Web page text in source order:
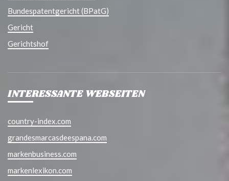
Bundespatentgericht (BPatG)
Gericht
Gerichtshof
INTERESSANTE WEBSEITEN
country-index.com
grandesmarcasdeespana.com
markenbusiness.com
markenlexikon.com